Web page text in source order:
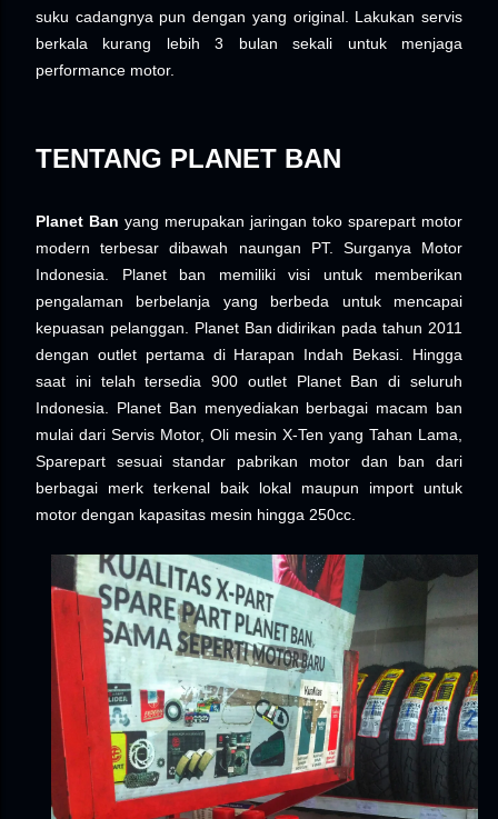
suku cadangnya pun dengan yang original. Lakukan servis
berkala kurang lebih 3 bulan sekali untuk menjaga
performance motor.
TENTANG PLANET BAN
Planet Ban yang merupakan jaringan toko sparepart motor
modern terbesar dibawah naungan PT. Surganya Motor
Indonesia. Planet ban memiliki visi untuk memberikan
pengalaman berbelanja yang berbeda untuk mencapai
kepuasan pelanggan. Planet Ban didirikan pada tahun 2011
dengan outlet pertama di Harapan Indah Bekasi. Hingga
saat ini telah tersedia 900 outlet Planet Ban di seluruh
Indonesia. Planet Ban menyediakan berbagai macam ban
mulai dari Servis Motor, Oli mesin X-Ten yang Tahan Lama,
Sparepart sesuai standar pabrikan motor dan ban dari
berbagai merk terkenal baik lokal maupun import untuk
motor dengan kapasitas mesin hingga 250cc.